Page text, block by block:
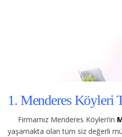
1. Menderes Köyleri
Firmamız Menderes Köyleri’in
yaşamakta olan tüm siz değerli